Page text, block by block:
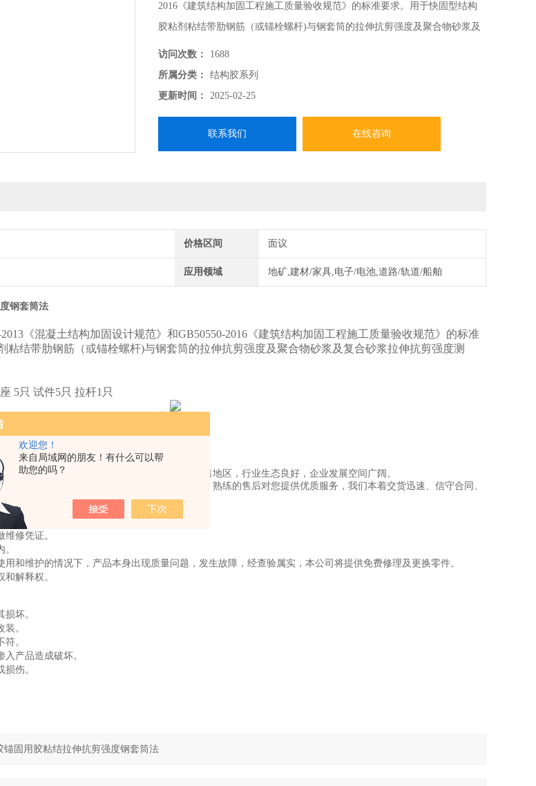
欢迎您！
来自局域网的朋友！有什么可以帮
助您的吗？
2016《建筑结构加固工程施工质量验收规范》的标准要求。用于快固型结构
胶粘剂粘结带肋钢筋（或锚栓螺杆)与钢套筒的拉伸抗剪强度及聚合物砂浆及
复合砂浆拉伸抗剪强度测定。
访问次数：
1688
所属分类：
结构胶系列
更新时间：
2025-02-25
联系我们 在线咨询
价格区间 面议
应用领域 地矿,建材/家具,电子/电池,道路/轨道/船舶
钢套筒法
《混凝土结构加固设计规范》和GB50550-2016 《建筑结构加固工程施工质量验收规范》的标准
粘结带肋钢筋（或锚栓螺杆)与钢套筒的拉伸抗剪强度及聚合物砂浆及复合砂浆拉伸抗剪强度测
5只 试件5只 拉杆1只
钢套筒法
河北省沧州市，是建筑检测仪器的主要生产销售地区，行业生态良好，企业发展空间广阔。
供应，合理公正的优势、主动热情的服务态度、熟练的售后对您提供优质服务，我们本着交货迅速、信守合同、
竭诚为广大用户服务。
修凭证。
用和维护的情况下，产品本身出现质量问题，发生故障，经查验属实，本公司将提供免费修理及更换零件。
解释权。
坏。
。
。
产品造成破坏。
伤。